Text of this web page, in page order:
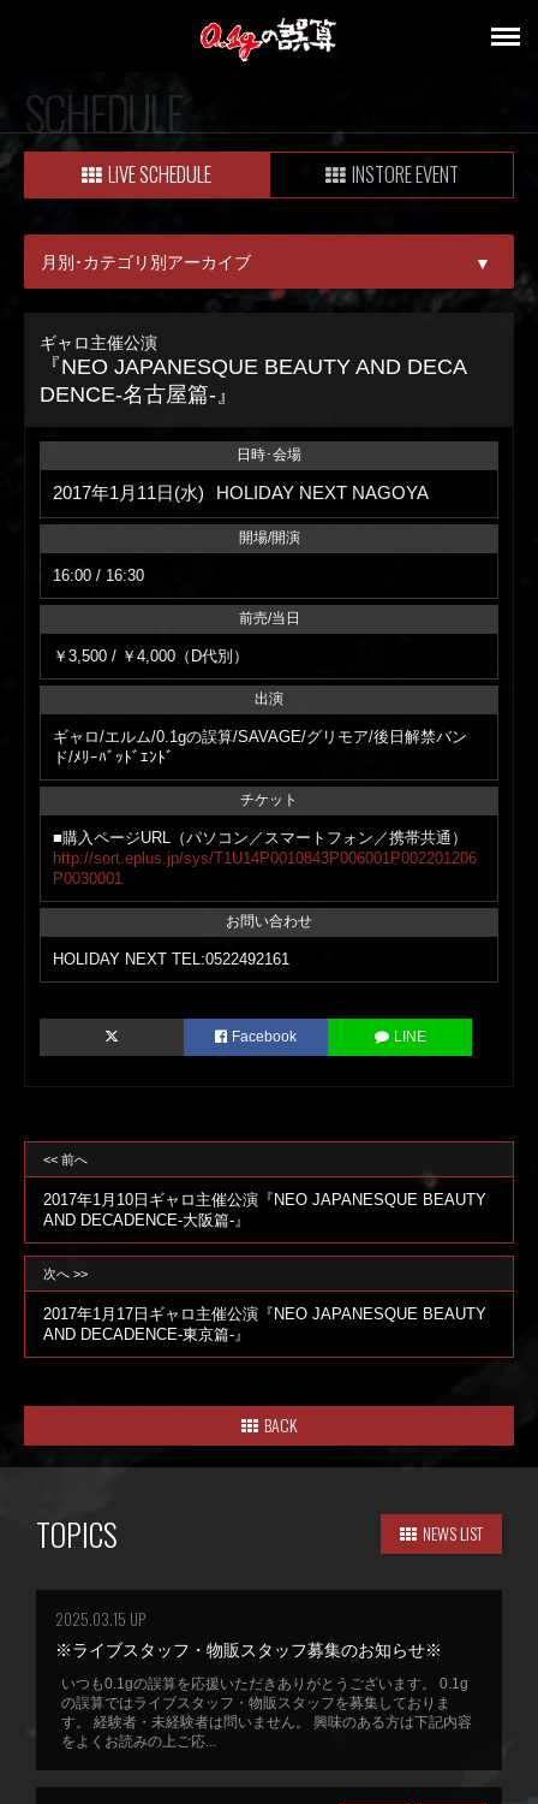
SCHEDULE
LIVE SCHEDULE INSTORE EVENT
月別･カテゴリ別アーカイブ ▼
ALL
08月
09月
ギャロ主催公演
『NEO JAPANESQUE BEAUTY AND DECA
DENCE-名古屋篇-』
日時･会場
2017年1月11日(水) HOLIDAY NEXT NAGOYA
開場/開演
16:00 / 16:30
前売/当日
￥3,500 / ￥4,000（D代別）
出演
ギャロ/エルム/0.1gの誤算/SAVAGE/グリモア/後日解禁バン
ド/ﾒﾘｰﾊﾞｯﾄﾞｴﾝﾄﾞ
チケット
■購入ページURL（パソコン／スマートフォン／携帯共通）
http://sort.eplus.jp/sys/T1U14P0010843P006001P002201206
P0030001
お問い合わせ
HOLIDAY NEXT TEL:0522492161
Facebook LINE
<< 前へ
2017年1月10日ギャロ主催公演『NEO JAPANESQUE BEAUTY
AND DECADENCE-大阪篇-』
次へ >>
2017年1月17日ギャロ主催公演『NEO JAPANESQUE BEAUTY
AND DECADENCE-東京篇-』
BACK
TOPICS NEWS LIST
2025.03.15 UP
※ライブスタッフ・物販スタッフ募集のお知らせ※
いつも0.1gの誤算を応援いただきありがとうございます。 0.1g
の誤算ではライブスタッフ・物販スタッフを募集しておりま
す。 経験者・未経験者は問いません。 興味のある方は下記内容
をよくお読みの上ご応...